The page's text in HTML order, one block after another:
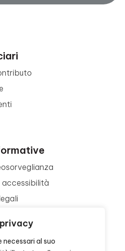
al suo
accessibilità